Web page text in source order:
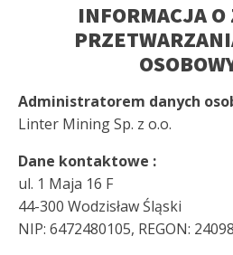
INFORMACJA O
Administratorem danych
Linter Mining Sp. z o.o.
Dane kontaktowe :
ul. 1 Maja 16 F
44-300 Wodzisław Śląski
NIP: 6472480105, REGON: